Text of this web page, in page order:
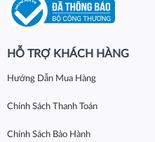
HỖ TRỢ KHÁCH HÀNG
Hướng Dẫn Mua Hàng
Chính Sách Thanh Toán
Chính Sách Bảo Hành